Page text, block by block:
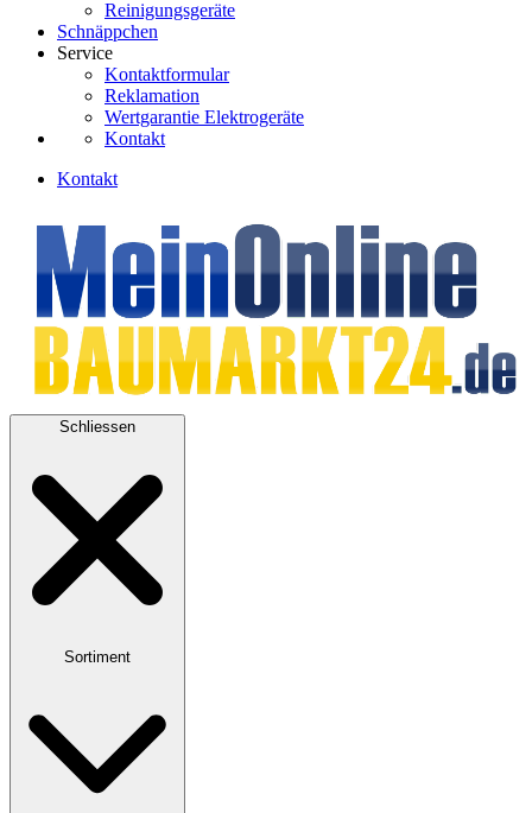
Reinigungsgeräte
Schnäppchen
Service
Kontaktformular
Reklamation
Wertgarantie Elektrogeräte
Kontakt
Kontakt
Schliessen
Sortiment